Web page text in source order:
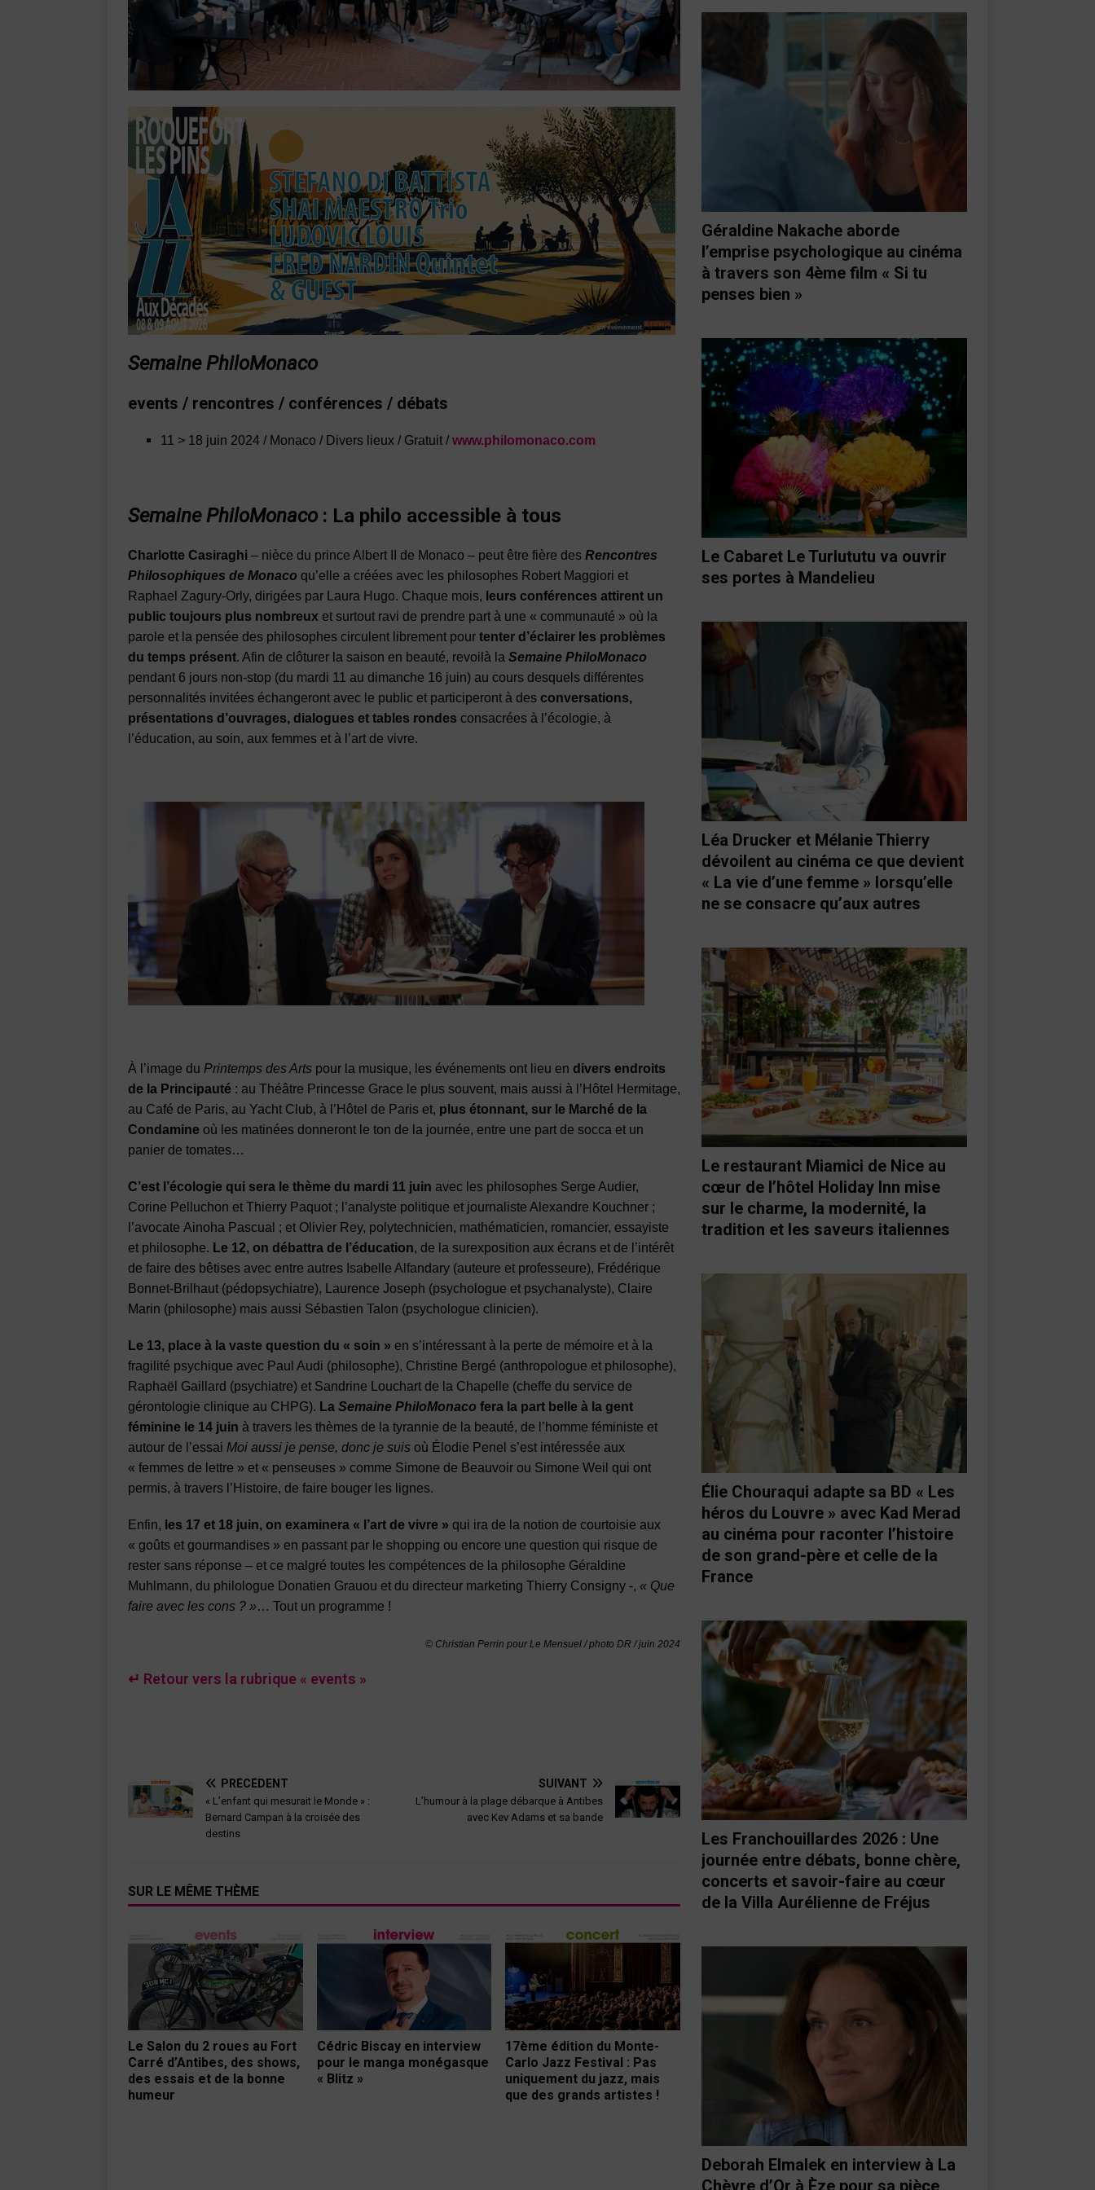
Semaine PhiloMonaco
events / rencontres / conférences / débats
11 > 18 juin 2024 / Monaco / Divers lieux / Gratuit /www.philomonaco.com
Semaine PhiloMonaco : La philo accessible à tous
Charlotte Casiraghi – nièce du prince Albert II de Monaco – peut être fière des Rencontres
Philosophiques de Monaco qu’elle a créées avec les philosophes Robert Maggiori et
Raphael Zagury-Orly, dirigées par Laura Hugo. Chaque mois, leurs conférences attirent un
public toujours plus nombreux et surtout ravi de prendre part à une « communauté » où la
parole et la pensée des philosophes circulent librement pour tenter d’éclairer les problèmes
du temps présent. Afin de clôturer la saison en beauté, revoilà la Semaine PhiloMonaco
pendant 6 jours non-stop (du mardi 11 au dimanche 16 juin) au cours desquels différentes
personnalités invitées échangeront avec le public et participeront à des conversations,
présentations d’ouvrages, dialogues et tables rondes consacrées à l’écologie, à
l’éducation, au soin, aux femmes et à l’art de vivre.
À l’image du Printemps des Arts pour la musique, les événements ont lieu en divers endroits
de la Principauté : au Théâtre Princesse Grace le plus souvent, mais aussi à l’Hôtel Hermitage,
au Café de Paris, au Yacht Club, à l’Hôtel de Paris et, plus étonnant, sur le Marché de la
Condamine où les matinées donneront le ton de la journée, entre une part de socca et un
panier de tomates…
C’est l’écologie qui sera le thème du mardi 11 juin avec les philosophes Serge Audier,
Corine Pelluchon et Thierry Paquot ; l’analyste politique et journaliste Alexandre Kouchner ;
l’avocate Ainoha Pascual ; et Olivier Rey, polytechnicien, mathématicien, romancier, essayiste
et philosophe. Le 12, on débattra de l’éducation, de la surexposition aux écrans et de l’intérêt
de faire des bêtises avec entre autres Isabelle Alfandary (auteure et professeure), Frédérique
Bonnet-Brilhaut (pédopsychiatre), Laurence Joseph (psychologue et psychanalyste), Claire
Marin (philosophe) mais aussi Sébastien Talon (psychologue clinicien).
Le 13, place à la vaste question du « soin » en s’intéressant à la perte de mémoire et à la
fragilité psychique avec Paul Audi (philosophe), Christine Bergé (anthropologue et philosophe),
Raphaël Gaillard (psychiatre) et Sandrine Louchart de la Chapelle (cheffe du service de
gérontologie clinique au CHPG). La Semaine PhiloMonaco fera la part belle à la gent
féminine le 14 juin à travers les thèmes de la tyrannie de la beauté, de l’homme féministe et
autour de l’essai Moi aussi je pense, donc je suis où Élodie Penel s’est intéressée aux
« femmes de lettre » et « penseuses » comme Simone de Beauvoir ou Simone Weil qui ont
permis, à travers l’Histoire, de faire bouger les lignes.
Enfin, les 17 et 18 juin, on examinera « l’art de vivre » qui ira de la notion de courtoisie aux
« goûts et gourmandises » en passant par le shopping ou encore une question qui risque de
rester sans réponse – et ce malgré toutes les compétences de la philosophe Géraldine
Muhlmann, du philologue Donatien Grauou et du directeur marketing Thierry Consigny -, « Que
faire avec les cons ? »… Tout un programme !
© Christian Perrin pour Le Mensuel / photo DR /juin 2024
↵ Retour vers la rubrique « events »
PRÉCÉDENT
« L’enfant qui mesurait le Monde » :
Bernard Campan à la croisée des
destins
SUIVANT
L’humour à la plage débarque à Antibes
avec Kev Adams et sa bande
SUR LE MÊME THÈME
Le Salon du 2 roues au Fort
Carré d’Antibes, des shows,
des essais et de la bonne
humeur
Cédric Biscay en interview
pour le manga monégasque
« Blitz »
17ème édition du Monte-
Carlo Jazz Festival : Pas
uniquement du jazz, mais
que des grands artistes !
Géraldine Nakache aborde
l’emprise psychologique au cinéma
à travers son 4ème film « Si tu
penses bien »
Le Cabaret Le Turlututu va ouvrir
ses portes à Mandelieu
Léa Drucker et Mélanie Thierry
dévoilent au cinéma ce que devient
« La vie d’une femme » lorsqu’elle
ne se consacre qu’aux autres
Le restaurant Miamici de Nice au
cœur de l’hôtel Holiday Inn mise
sur le charme, la modernité, la
tradition et les saveurs italiennes
Élie Chouraqui adapte sa BD « Les
héros du Louvre » avec Kad Merad
au cinéma pour raconter l’histoire
de son grand-père et celle de la
France
Les Franchouillardes 2026 : Une
journée entre débats, bonne chère,
concerts et savoir-faire au cœur
de la Villa Aurélienne de Fréjus
Deborah Elmalek en interview à La